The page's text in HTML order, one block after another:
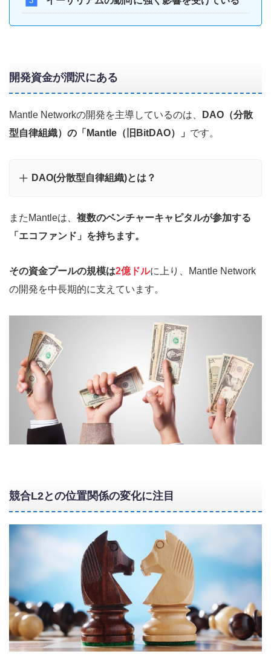
開発資金が潤沢にある
Mantle Networkの開発を主導しているのは、
DAO（分散
型自律組織）の「Mantle（旧BitDAO）」 です。
DAO(分散型自律組織)とは？
またMantleは、 複数のベンチャーキャピタルが参加する
「エコファンド」を持ちます。
その資金プールの規模は2億ドルに上り、Mantle Network
の開発を中長期的に支えています。
競合L2との位置関係の変化に注目